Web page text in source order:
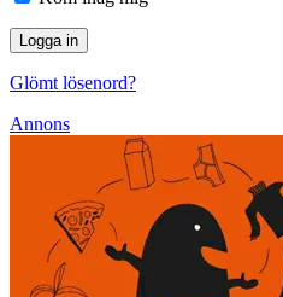
Glömt lösenord?
Annons